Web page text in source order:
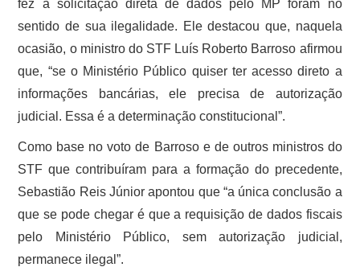
fez à solicitação direta de dados pelo MP foram no
sentido de sua ilegalidade. Ele destacou que, naquela
ocasião, o ministro do STF Luís Roberto Barroso afirmou
que, “se o Ministério Público quiser ter acesso direto a
informações bancárias, ele precisa de autorização
judicial. Essa é a determinação constitucional”.
Como base no voto de Barroso e de outros ministros do
STF que contribuíram para a formação do precedente,
Sebastião Reis Júnior apontou que “a única conclusão a
que se pode chegar é que a requisição de dados fiscais
pelo Ministério Público, sem autorização judicial,
permanece ilegal”.